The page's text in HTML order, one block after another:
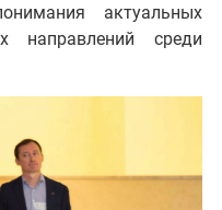
актуальных
направлений среди